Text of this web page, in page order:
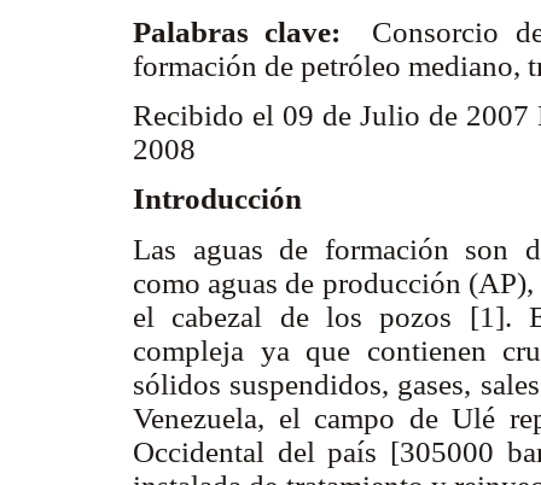
Palabras clave:
Consorcio
formación de petróleo mediano,
Recibido el 09 de Julio de 2007
2008
Introducción
Las aguas de formación son
como aguas de producción
el cabezal de los pozos [1].
compleja ya que contienen
sólidos suspendidos, gases,
Venezuela, el campo de Ulé
Occidental del país [305000